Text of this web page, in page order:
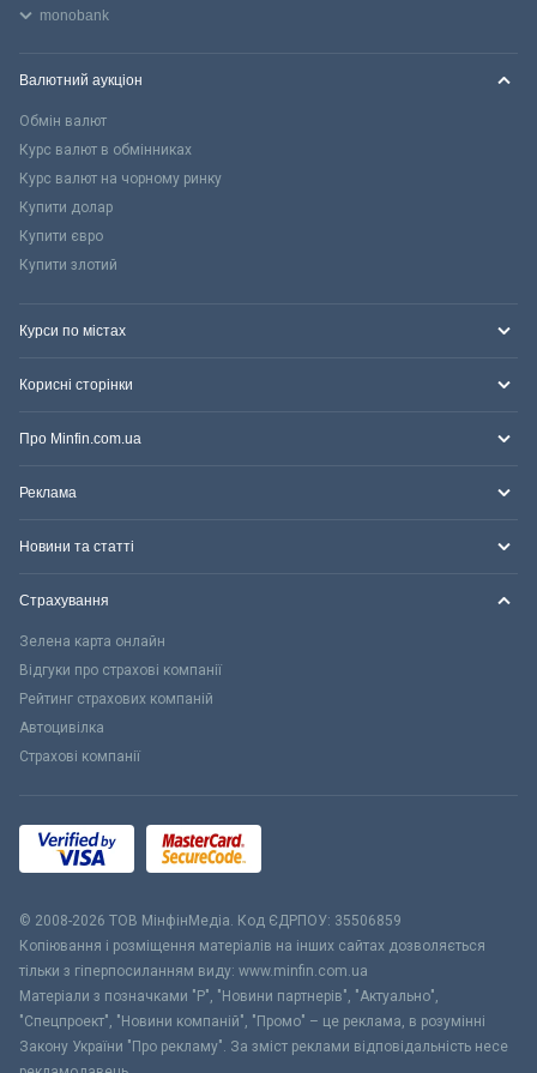
monobank
Валютний аукціон
Обмін валют
Курс валют в обмінниках
Курс валют на чорному ринку
Купити долар
Купити євро
Купити злотий
Курси по містах
Корисні сторінки
Про Minfin.com.ua
Реклама
Новини та статті
Страхування
Зелена карта онлайн
Відгуки про страхові компанії
Рейтинг страхових компаній
Автоцивілка
Страхові компанії
© 2008-2026 ТОВ МiнфiнМедiа. Код ЄДРПОУ: 35506859
Копіювання і розміщення матеріалів на інших сайтах дозволяється
тільки з гіперпосиланням виду: www.minfin.com.ua
Матеріали з позначками "Р", "Новини партнерів", "Актуально",
"Спецпроект", "Новини компаній", "Промо" – це реклама, в розумінні
Закону України "Про рекламу". За зміст реклами відповідальність несе